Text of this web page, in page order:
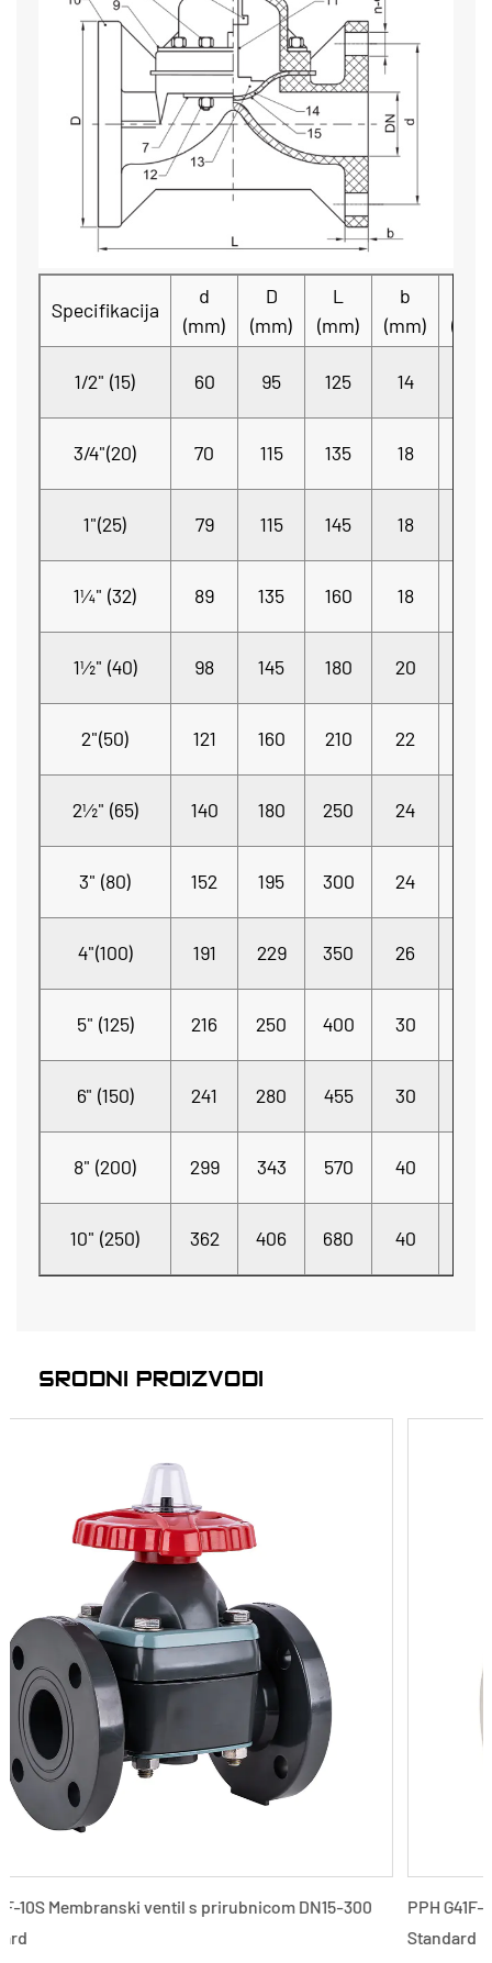
Specifikacija
d
(mm)
D
(mm)
L
(mm)
b
(mm)
1/2" (15) 60 95 125 14
3/4"(20) 70 115 135 18
1"(25) 79 115 145 18
1¼" (32) 89 135 160 18
1½" (40) 98 145 180 20
2"(50) 121 160 210 22
2½" (65) 140 180 250 24
3" (80) 152 195 300 24
4"(100) 191 229 350 26
5" (125) 216 250 400 30
6" (150) 241 280 455 30
8" (200) 299 343 570 40
10" (250) 362 406 680 40
SRODNI PROIZVODI
PPH G41F-10S Membranski ventil s prirubnicom DN15-300